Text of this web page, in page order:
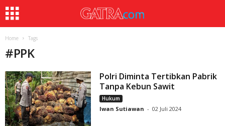
Home Tags
#PPK
Polri Diminta Tertibkan Pabrik
Tanpa Kebun Sawit
Hukum
Iwan Sutiawan - 02 Juli 2024